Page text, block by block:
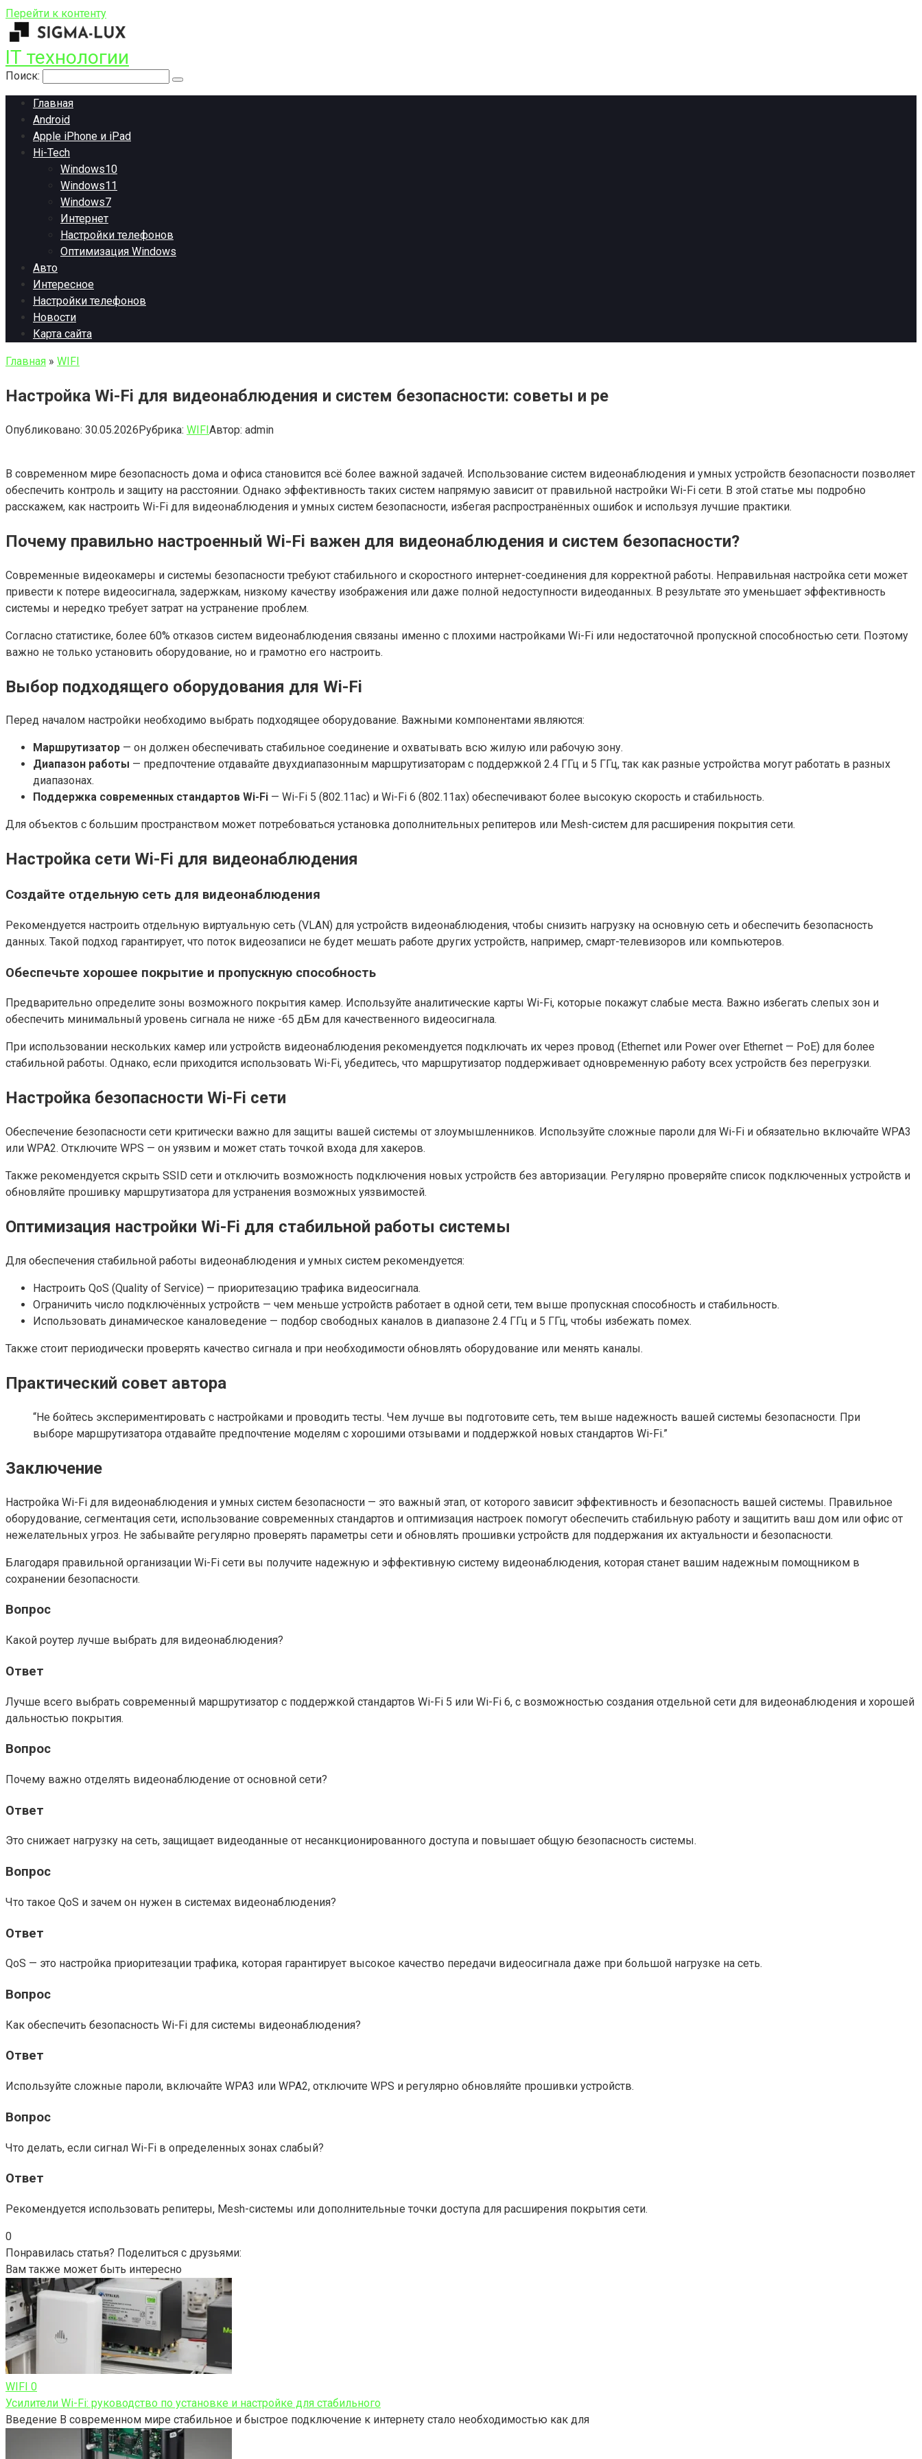
Перейти к контенту
IT технологии
Поиск:
Главная
Android
Apple iPhone и iPad
Hi-Tech
Windows10
Windows11
Windows7
Интернет
Настройки телефонов
Оптимизация Windows
Авто
Интересное
Настройки телефонов
Новости
Карта сайта
Главная » WIFI
Настройка Wi-Fi для видеонаблюдения и систем безопасности: советы и ре
Опубликовано: 30.05.2026Рубрика: WIFIАвтор: admin
В современном мире безопасность дома и офиса становится всё более важной задачей. Использование систем видеонаблюдения и умных устройств безопасности позволяет
обеспечить контроль и защиту на расстоянии. Однако эффективность таких систем напрямую зависит от правильной настройки Wi-Fi сети. В этой статье мы подробно
расскажем, как настроить Wi-Fi для видеонаблюдения и умных систем безопасности, избегая распространённых ошибок и используя лучшие практики.
Почему правильно настроенный Wi-Fi важен для видеонаблюдения и систем безопасности?
Современные видеокамеры и системы безопасности требуют стабильного и скоростного интернет-соединения для корректной работы. Неправильная настройка сети может
привести к потере видеосигнала, задержкам, низкому качеству изображения или даже полной недоступности видеоданных. В результате это уменьшает эффективность
системы и нередко требует затрат на устранение проблем.
Согласно статистике, более 60% отказов систем видеонаблюдения связаны именно с плохими настройками Wi-Fi или недостаточной пропускной способностью сети. Поэтому
важно не только установить оборудование, но и грамотно его настроить.
Выбор подходящего оборудования для Wi-Fi
Перед началом настройки необходимо выбрать подходящее оборудование. Важными компонентами являются:
Маршрутизатор — он должен обеспечивать стабильное соединение и охватывать всю жилую или рабочую зону.
Диапазон работы — предпочтение отдавайте двухдиапазонным маршрутизаторам с поддержкой 2.4 ГГц и 5 ГГц, так как разные устройства могут работать в разных
диапазонах.
Поддержка современных стандартов Wi-Fi — Wi-Fi 5 (802.11ac) и Wi-Fi 6 (802.11ax) обеспечивают более высокую скорость и стабильность.
Для объектов с большим пространством может потребоваться установка дополнительных репитеров или Mesh-систем для расширения покрытия сети.
Настройка сети Wi-Fi для видеонаблюдения
Создайте отдельную сеть для видеонаблюдения
Рекомендуется настроить отдельную виртуальную сеть (VLAN) для устройств видеонаблюдения, чтобы снизить нагрузку на основную сеть и обеспечить безопасность
данных. Такой подход гарантирует, что поток видеозаписи не будет мешать работе других устройств, например, смарт-телевизоров или компьютеров.
Обеспечьте хорошее покрытие и пропускную способность
Предварительно определите зоны возможного покрытия камер. Используйте аналитические карты Wi-Fi, которые покажут слабые места. Важно избегать слепых зон и
обеспечить минимальный уровень сигнала не ниже -65 дБм для качественного видеосигнала.
При использовании нескольких камер или устройств видеонаблюдения рекомендуется подключать их через провод (Ethernet или Power over Ethernet — PoE) для более
стабильной работы. Однако, если приходится использовать Wi-Fi, убедитесь, что маршрутизатор поддерживает одновременную работу всех устройств без перегрузки.
Настройка безопасности Wi-Fi сети
Обеспечение безопасности сети критически важно для защиты вашей системы от злоумышленников. Используйте сложные пароли для Wi-Fi и обязательно включайте WPA3
или WPA2. Отключите WPS — он уязвим и может стать точкой входа для хакеров.
Также рекомендуется скрыть SSID сети и отключить возможность подключения новых устройств без авторизации. Регулярно проверяйте список подключенных устройств и
обновляйте прошивку маршрутизатора для устранения возможных уязвимостей.
Оптимизация настройки Wi-Fi для стабильной работы системы
Для обеспечения стабильной работы видеонаблюдения и умных систем рекомендуется:
Настроить QoS (Quality of Service) — приоритезацию трафика видеосигнала.
Ограничить число подключённых устройств — чем меньше устройств работает в одной сети, тем выше пропускная способность и стабильность.
Использовать динамическое каналоведение — подбор свободных каналов в диапазоне 2.4 ГГц и 5 ГГц, чтобы избежать помех.
Также стоит периодически проверять качество сигнала и при необходимости обновлять оборудование или менять каналы.
Практический совет автора
“Не бойтесь экспериментировать с настройками и проводить тесты. Чем лучше вы подготовите сеть, тем выше надежность вашей системы безопасности. При
выборе маршрутизатора отдавайте предпочтение моделям с хорошими отзывами и поддержкой новых стандартов Wi-Fi.”
Заключение
Настройка Wi-Fi для видеонаблюдения и умных систем безопасности — это важный этап, от которого зависит эффективность и безопасность вашей системы. Правильное
оборудование, сегментация сети, использование современных стандартов и оптимизация настроек помогут обеспечить стабильную работу и защитить ваш дом или офис от
нежелательных угроз. Не забывайте регулярно проверять параметры сети и обновлять прошивки устройств для поддержания их актуальности и безопасности.
Благодаря правильной организации Wi-Fi сети вы получите надежную и эффективную систему видеонаблюдения, которая станет вашим надежным помощником в
сохранении безопасности.
Вопрос
Какой роутер лучше выбрать для видеонаблюдения?
Ответ
Лучше всего выбрать современный маршрутизатор с поддержкой стандартов Wi-Fi 5 или Wi-Fi 6, с возможностью создания отдельной сети для видеонаблюдения и хорошей
дальностью покрытия.
Вопрос
Почему важно отделять видеонаблюдение от основной сети?
Ответ
Это снижает нагрузку на сеть, защищает видеоданные от несанкционированного доступа и повышает общую безопасность системы.
Вопрос
Что такое QoS и зачем он нужен в системах видеонаблюдения?
Ответ
QoS — это настройка приоритезации трафика, которая гарантирует высокое качество передачи видеосигнала даже при большой нагрузке на сеть.
Вопрос
Как обеспечить безопасность Wi-Fi для системы видеонаблюдения?
Ответ
Используйте сложные пароли, включайте WPA3 или WPA2, отключите WPS и регулярно обновляйте прошивки устройств.
Вопрос
Что делать, если сигнал Wi-Fi в определенных зонах слабый?
Ответ
Рекомендуется использовать репитеры, Mesh-системы или дополнительные точки доступа для расширения покрытия сети.
0
Понравилась статья? Поделиться с друзьями:
Вам также может быть интересно
WIFI 0
Усилители Wi-Fi: руководство по установке и настройке для стабильного
Введение В современном мире стабильное и быстрое подключение к интернету стало необходимостью как для